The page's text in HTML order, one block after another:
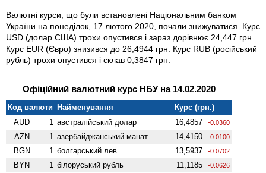
Валютні курси, що були встановлені Національним банком
України на понеділок, 17 лютого 2020, почали знижуватися. Курс
USD (долар США) трохи опустився і зараз дорівнює 24,447 грн.
Курс EUR (Євро) знизився до 26,4944 грн. Курс RUB (російський
рубль) трохи опустився і склав 0,3847 грн.
Офіційний валютний курс НБУ на 14.02.2020
Код валюти Найменування
Курс (грн.)
AUD
1 австралійський долар 16,4857 -0.0360
AZN 1 азербайджанський манат 14,4150 -0.0100
BGN 1 болгарський лев 13,5937 -0.0702
BYN 1 білоруський рубль 11,1185 -0.0626